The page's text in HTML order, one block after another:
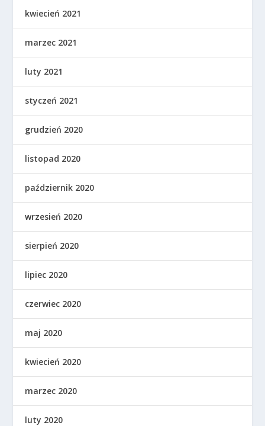
kwiecień 2021
marzec 2021
luty 2021
styczeń 2021
grudzień 2020
listopad 2020
październik 2020
wrzesień 2020
sierpień 2020
lipiec 2020
czerwiec 2020
maj 2020
kwiecień 2020
marzec 2020
luty 2020